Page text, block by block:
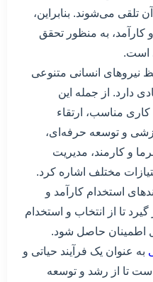
تلقی می‌شوند. بنابراین،
کارآمد، به منظور تحقق
است.
انسانی متنوعی
دارد. از جمله این
مناسب، ارتقاء
و توسعه حرفه‌ای،
و کارمند، مدیریت
مختلف اشاره کرد.
استخدام کارآمد و
تا از انتخاب و استخدام
اطمینان حاصل شود.
به عنوان یک فرآیند حیاتی و
تا از رشد و توسعه